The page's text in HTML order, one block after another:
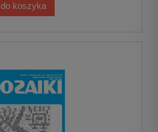
do koszyka